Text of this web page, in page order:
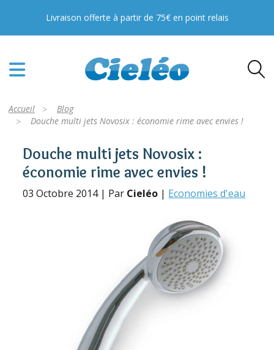
Livraison offerte à partir de 75€ en point relais
Accueil
Blog
Douche multi jets Novosix : économie rime avec envies !
Douche multi jets Novosix :
économie rime avec envies !
03 Octobre 2014 | Par Cieléo | Economies d'eau